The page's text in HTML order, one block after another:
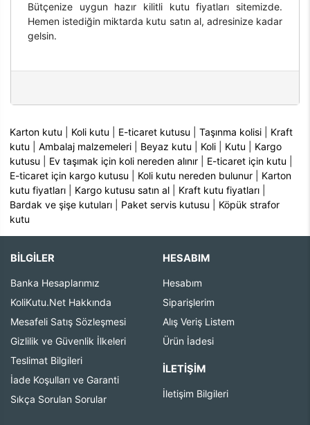
Bütçenize uygun hazır kilitli kutu fiyatları sitemizde.
Hemen istediğin miktarda kutu satın al, adresinize kadar
gelsin.
Karton kutu Koli kutu E-ticaret kutusu |Taşınma kolisi
Kraft
kutu |Ambalaj malzemeleri Beyaz kutu Koli Kutu
Kargo
kutusu
Ev taşımak için koli nereden alınır E-ticaret için kutu
E-ticaret için kargo kutusu
Koli kutu nereden bulunur
Karton
kutu fiyatları
Kargo kutusu satın al Kraft kutu fiyatları
Bardak ve şişe kutuları
Paket servis kutusu
Köpük strafor
kutu
BİLGİLER
Banka Hesaplarımız
KoliKutu.Net Hakkında
Mesafeli Satış Sözleşmesi
Gizlilik ve Güvenlik İlkeleri
Teslimat Bilgileri
İade Koşulları ve Garanti
Sıkça Sorulan Sorular
HESABIM
Hesabım
Siparişlerim
Alış Veriş Listem
Ürün İadesi
İLETIŞIM
İletişim Bilgileri